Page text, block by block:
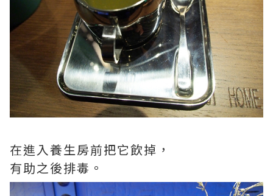
在進入養生房前把它飲掉，
有助之後排毒。